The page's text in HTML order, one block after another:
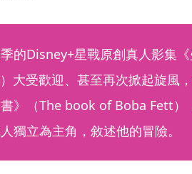
的Disney+星戰原創真人影集
大受歡迎、甚至再次掀起旋風
書》（The book of Boba Fett）
獨立為主角，敘述他的冒險。